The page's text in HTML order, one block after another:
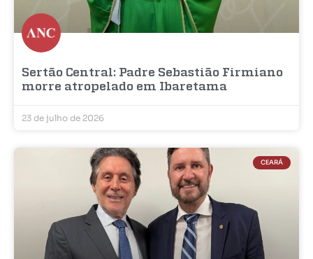
Sertão Central: Padre Sebastião Firmiano
morre atropelado em Ibaretama
23 de julho de 2026
CEARÁ